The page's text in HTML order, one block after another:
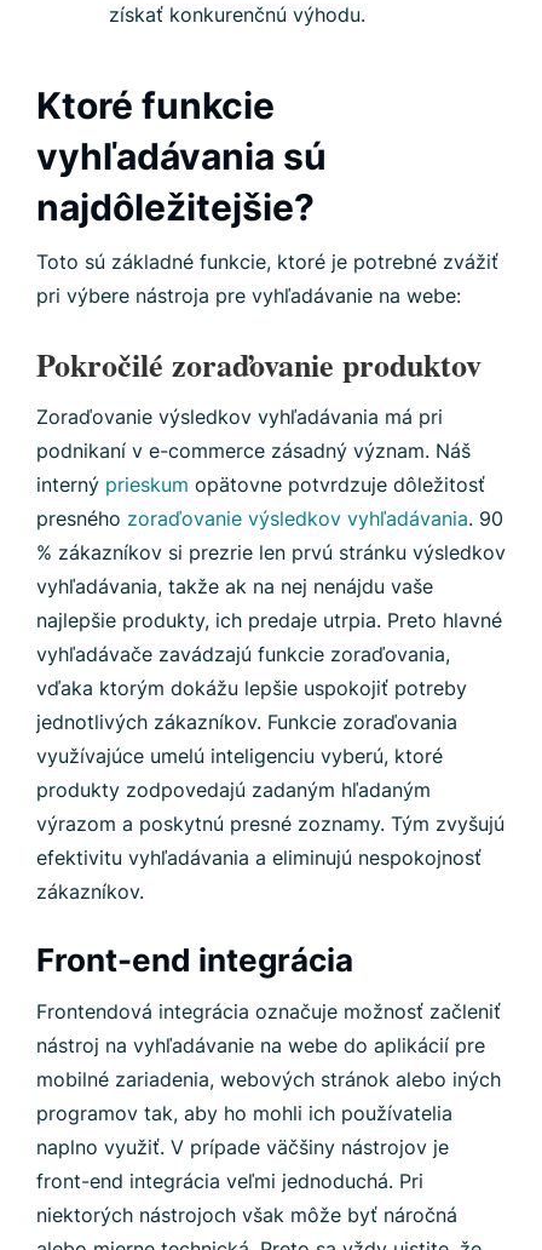
získať konkurenčnú výhodu.
Ktoré funkcie
vyhľadávania sú
najdôležitejšie?
Toto sú základné funkcie, ktoré je potrebné zvážiť
pri výbere nástroja pre vyhľadávanie na webe:
Pokročilé zoraďovanie produktov
Zoraďovanie výsledkov vyhľadávania má pri
podnikaní v e-commerce zásadný význam. Náš
interný prieskum opätovne potvrdzuje dôležitosť
presného zoraďovanie výsledkov vyhľadávania. 90
% zákazníkov si prezrie len prvú stránku výsledkov
vyhľadávania, takže ak na nej nenájdu vaše
najlepšie produkty, ich predaje utrpia. Preto hlavné
vyhľadávače zavádzajú funkcie zoraďovania,
vďaka ktorým dokážu lepšie uspokojiť potreby
jednotlivých zákazníkov. Funkcie zoraďovania
využívajúce umelú inteligenciu vyberú, ktoré
produkty zodpovedajú zadaným hľadaným
výrazom a poskytnú presné zoznamy. Tým zvyšujú
efektivitu vyhľadávania a eliminujú nespokojnosť
zákazníkov.
Front-end integrácia
Frontendová integrácia označuje možnosť začleniť
nástroj na vyhľadávanie na webe do aplikácií pre
mobilné zariadenia, webových stránok alebo iných
programov tak, aby ho mohli ich používatelia
naplno využiť. V prípade väčšiny nástrojov je
front-end integrácia veľmi jednoduchá. Pri
niektorých nástrojoch však môže byť náročná